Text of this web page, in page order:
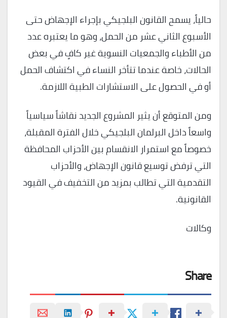
حالياً، يسمح القانون البلجيكي بإجراء الإجهاض حتى
الأسبوع الثاني عشر من الحمل، وهو ما يعتبره عدد
من الأطباء والجمعيات النسوية غير كافٍ في بعض
الحالات، خاصة عندما تتأخر النساء في اكتشاف الحمل
أو في الحصول على الاستشارات الطبية اللازمة.
ومن المتوقع أن يثير المشروع الجديد نقاشاً سياسياً
واسعاً داخل البرلمان البلجيكي خلال الفترة المقبلة،
خصوصاً مع استمرار الانقسام بين الأحزاب المحافظة
التي ترفض توسيع قانون الإجهاض، والأحزاب
التقدمية التي تطالب بمزيد من التخفيف في القيود
القانونية.
وكالات
Share